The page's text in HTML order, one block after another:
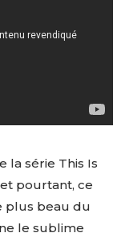
la série This Is
pourtant, ce
plus beau du
le sublime